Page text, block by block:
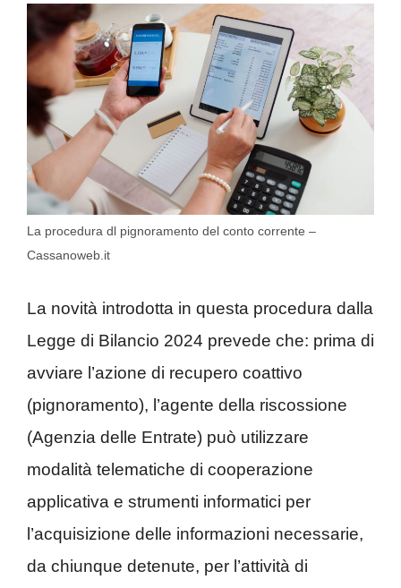
La procedura dl pignoramento del conto corrente –
Cassanoweb.it
La novità introdotta in questa procedura dalla
Legge di Bilancio 2024 prevede che: prima di
avviare l’azione di recupero coattivo
(pignoramento), l’agente della riscossione
(Agenzia delle Entrate) può utilizzare
modalità telematiche di cooperazione
applicativa e strumenti informatici per
l’acquisizione delle informazioni necessarie,
da chiunque detenute, per l’attività di